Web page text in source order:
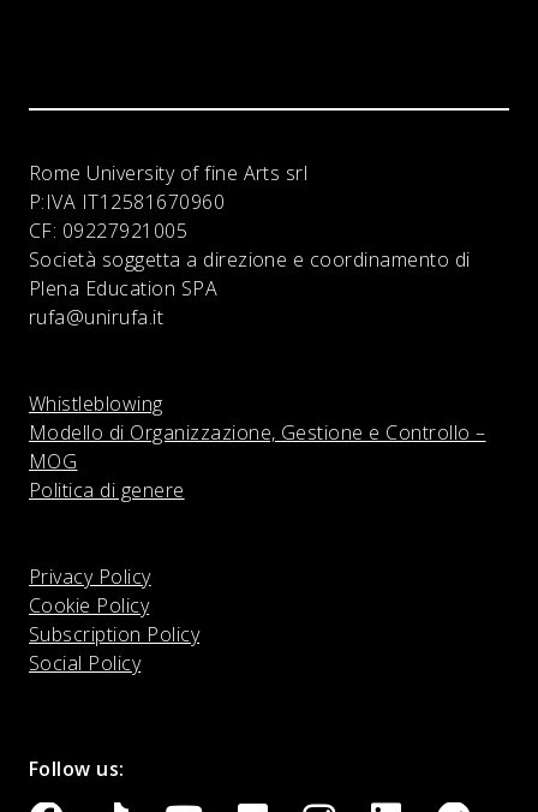
Rome University of fine Arts srl
P:IVA IT12581670960
CF: 09227921005
Società soggetta a direzione e coordinamento di
Plena Education SPA
rufa@unirufa.it
Whistleblowing
Modello di Organizzazione, Gestione e Controllo –
MOG
Politica di genere
Privacy Policy
Cookie Policy
Subscription Policy
Social Policy
Follow us: